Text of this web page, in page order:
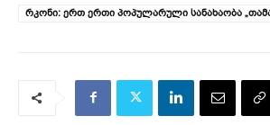
რკონი: ერთ ერთი პოპულარული სანახაობა